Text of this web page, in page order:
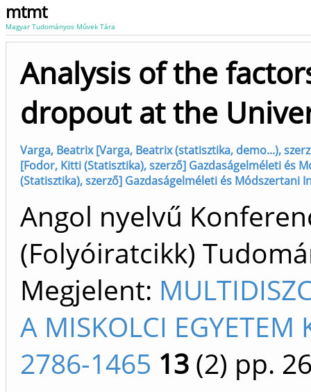
mtmt
Magyar Tudományos Művek Tára
Analysis of the
dropout at the
Varga, Beatrix [Varga, Beatrix (statisztika, demo...),
[Fodor, Kitti (Statisztika), szerző] Gazdaságelméleti és
(Statisztika), szerző] Gazdaságelméleti és Módszertani
Angol nyelvű
(Folyóiratcikk)
Megjelent:
A MISKOLCI
2786-1465 13 (2) pp.